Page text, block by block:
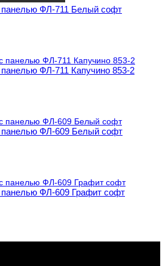
панелью ФЛ-711 Белый софт
ФЛ-711 Капучино 853-2
панелью ФЛ-609 Белый софт
ФЛ-609 Графит софт